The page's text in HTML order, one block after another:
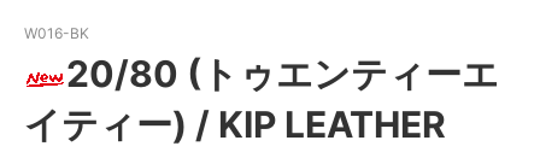
W016-BK
20/80 (トゥエンティーエ
イティー) / KIP LEATHER